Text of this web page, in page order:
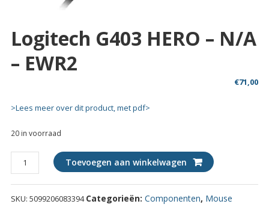
Logitech G403 HERO – N/A
– EWR2
€71,00
>Lees meer over dit product, met pdf>
20 in voorraad
Logitech
G403
HERO
-
Toevoegen aan winkelwagen
SKU: 5099206083394 Categorieën: Componenten, Mouse